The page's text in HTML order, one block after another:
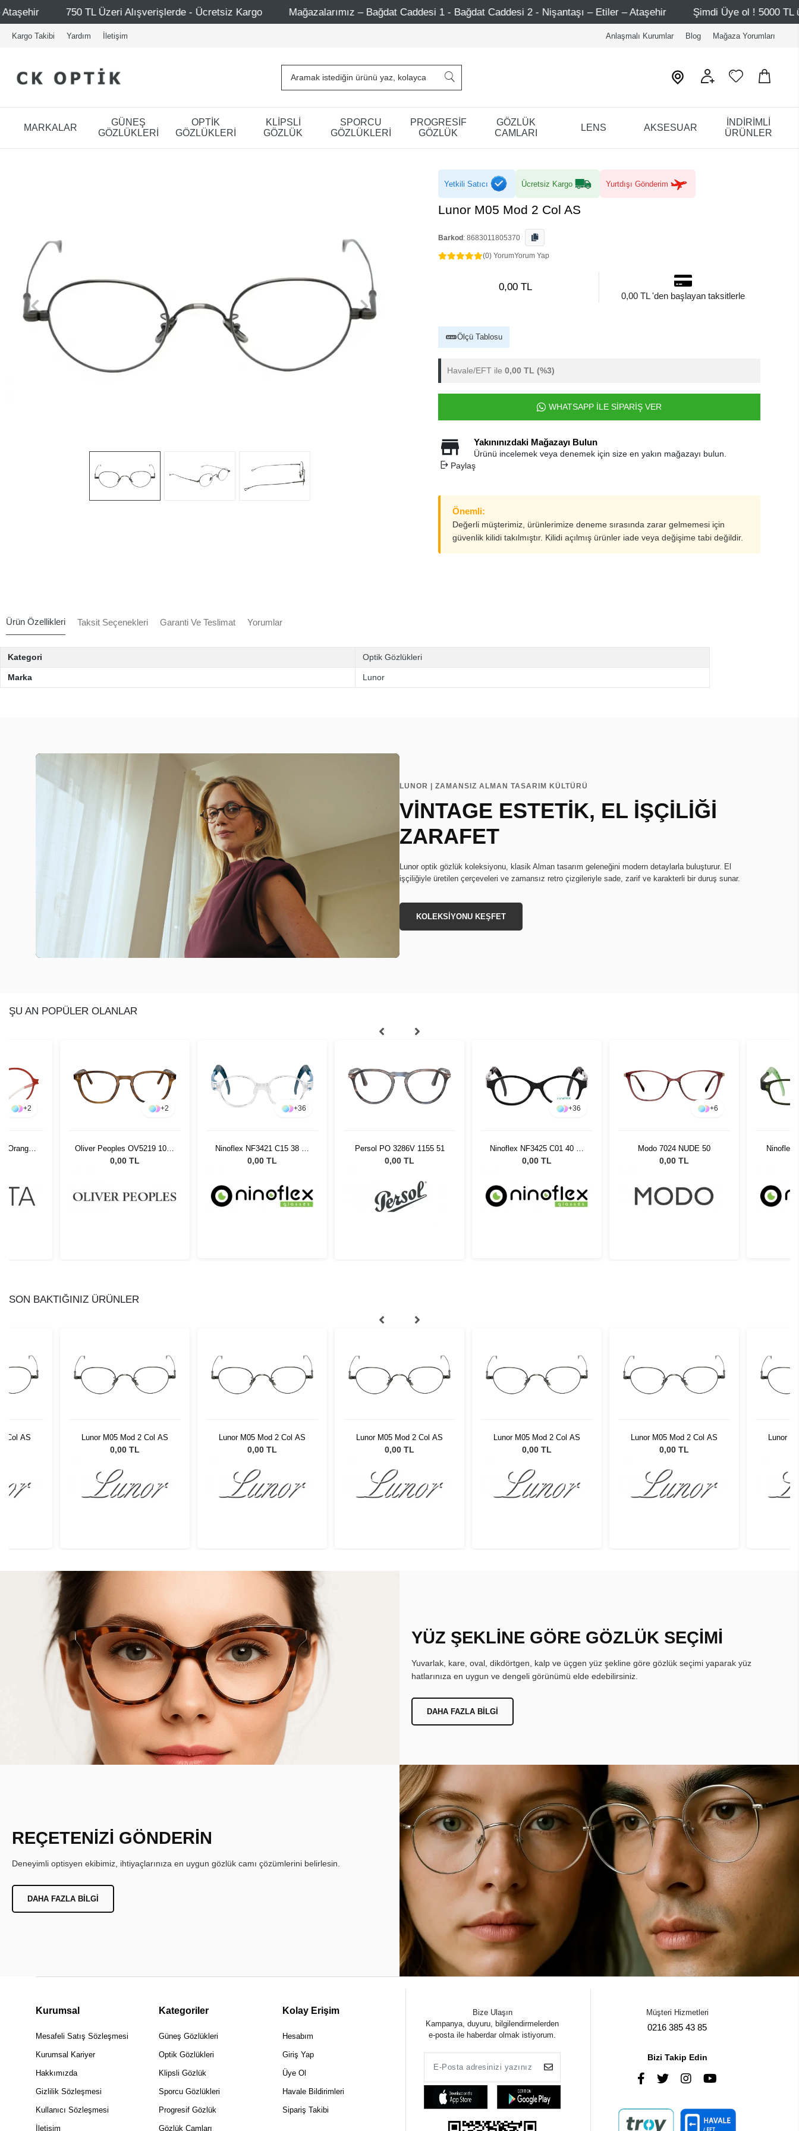
Üzeri Alışverişlerde - Ücretsiz Kargo Mağazalarımız – Bağdat Caddesi 1 - Bağdat Caddesi 2 - Nişantaşı – Etiler – Ataşehir Şimdi Üye ol ! 5000 TL üzeri ilk
Kargo Takibi Yardım İletişim Anlaşmalı Kurumlar Blog Mağaza Yorumları
MARKALAR
GÜNEŞ
GÖZLÜKLERİ
OPTİK
GÖZLÜKLERİ
KLİPSLİ
GÖZLÜK
SPORCU
GÖZLÜKLERİ
PROGRESİF
GÖZLÜK
GÖZLÜK
CAMLARI
LENS AKSESUAR
İNDİRİMLİ
ÜRÜNLER
Yetkili Satıcı Ücretsiz Kargo Yurtdışı Gönderim
Lunor M05 Mod 2 Col AS
Barkod : 8683011805370
(0) YorumYorum Yap
0,00 TL
0,00 TL 'den başlayan taksitlerle
Ölçü Tablosu
Havale/EFT ile 0,00 TL (%3)
WHATSAPP İLE SİPARİŞ VER
Yakınınızdaki Mağazayı Bulun
Ürünü incelemek veya denemek için size en yakın mağazayı bulun.
Paylaş
Önemli:
Değerli müşterimiz, ürünlerimize deneme sırasında zarar gelmemesi için
güvenlik kilidi takılmıştır. Kilidi açılmış ürünler iade veya değişime tabi değildir.
Ürün Özellikleri Taksit Seçenekleri Garanti Ve Teslimat Yorumlar
Kategori Optik Gözlükleri
Marka Lunor
LUNOR | ZAMANSIZ ALMAN TASARIM KÜLTÜRÜ
VİNTAGE ESTETİK, EL İŞÇİLİĞİ
ZARAFET
Lunor optik gözlük koleksiyonu, klasik Alman tasarım geleneğini modern detaylarla buluşturur. El
işçiliğiyle üretilen çerçeveleri ve zamansız retro çizgileriyle sade, zarif ve karakterli bir duruş sunar.
KOLEKSİYONU KEŞFET
ŞU AN POPÜLER OLANLAR
+2
Orange
+2
Oliver Peoples OV5219 1011
47
0,00 TL
+36
Ninoflex NF3421 C15 38 14
128
0,00 TL
Persol PO 3286V 1155 51
0,00 TL
+36
Ninoflex NF3425 C01 40 14
128
0,00 TL
+6
Modo 7024 NUDE 50
0,00 TL
Ninoflex
SON BAKTIĞINIZ ÜRÜNLER
Col AS Lunor M05 Mod 2 Col AS
0,00 TL
Lunor M05 Mod 2 Col AS
0,00 TL
Lunor M05 Mod 2 Col AS
0,00 TL
Lunor M05 Mod 2 Col AS
0,00 TL
Lunor M05 Mod 2 Col AS
0,00 TL
Lunor
YÜZ ŞEKLİNE GÖRE GÖZLÜK SEÇİMİ
Yuvarlak, kare, oval, dikdörtgen, kalp ve üçgen yüz şekline göre gözlük seçimi yaparak yüz
hatlarınıza en uygun ve dengeli görünümü elde edebilirsiniz.
DAHA FAZLA BILGI
REÇETENİZİ GÖNDERİN
Deneyimli optisyen ekibimiz, ihtiyaçlarınıza en uygun gözlük camı çözümlerini belirlesin.
DAHA FAZLA BILGI
Kurumsal
Mesafeli Satış Sözleşmesi
Kurumsal Kariyer
Hakkımızda
Gizlilik Sözleşmesi
Kullanıcı Sözleşmesi
İletişim
Kategoriler
Güneş Gözlükleri
Optik Gözlükleri
Klipsli Gözlük
Sporcu Gözlükleri
Progresif Gözlük
Gözlük Camları
Kolay Erişim
Hesabım
Giriş Yap
Üye Ol
Havale Bildirimleri
Sipariş Takibi
Bize Ulaşın
Kampanya, duyuru, bilgilendirmelerden
e-posta ile haberdar olmak istiyorum.
Müşteri Hizmetleri
0216 385 43 85
Bizi Takip Edin